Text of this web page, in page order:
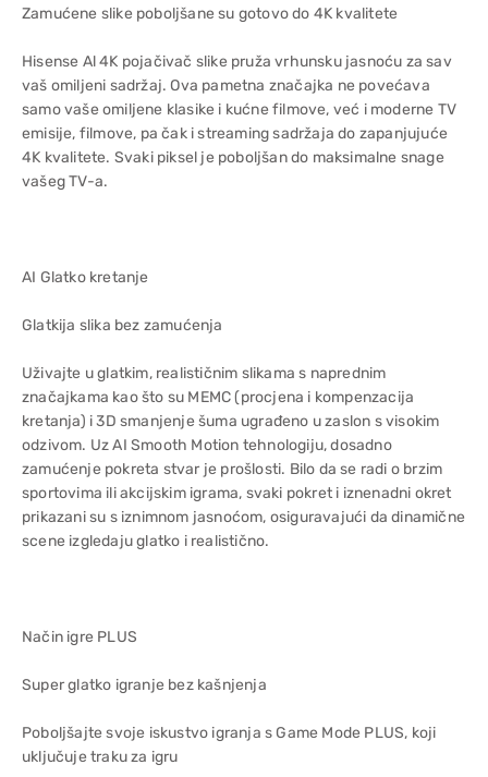
Zamućene slike poboljšane su gotovo do 4K kvalitete
Hisense Al 4K pojačivač slike pruža vrhunsku jasnoću za sav
vaš omiljeni sadržaj. Ova pametna značajka ne povećava
samo vaše omiljene klasike i kućne filmove, već i moderne TV
emisije, filmove, pa čak i streaming sadržaja do zapanjujuće
4K kvalitete. Svaki piksel je poboljšan do maksimalne snage
vašeg TV-a.
AI Glatko kretanje
Glatkija slika bez zamućenja
Uživajte u glatkim, realističnim slikama s naprednim
značajkama kao što su MEMC (procjena i kompenzacija
kretanja) i 3D smanjenje šuma ugrađeno u zaslon s visokim
odzivom. Uz AI Smooth Motion tehnologiju, dosadno
zamućenje pokreta stvar je prošlosti. Bilo da se radi o brzim
sportovima ili akcijskim igrama, svaki pokret i iznenadni okret
prikazani su s iznimnom jasnoćom, osiguravajući da dinamične
scene izgledaju glatko i realistično.
Način igre PLUS
Super glatko igranje bez kašnjenja
Poboljšajte svoje iskustvo igranja s Game Mode PLUS, koji
uključuje traku za igru